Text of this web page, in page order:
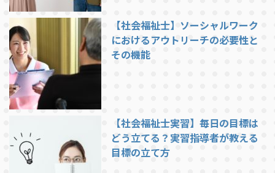
【社会福祉士】ソーシャルワーク
におけるアウトリーチの必要性と
その機能
【社会福祉士実習】毎日の目標は
どう立てる？実習指導者が教える
目標の立て方